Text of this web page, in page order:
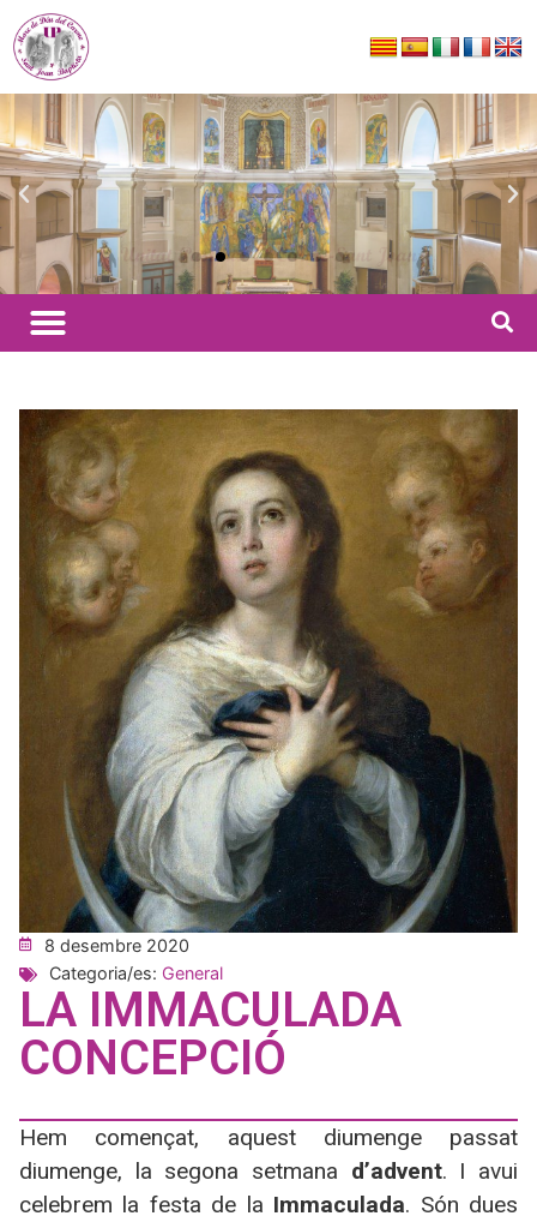
8 desembre 2020
Categoria/es: General
LA IMMACULADA
CONCEPCIÓ
Hem començat, aquest diumenge passat
diumenge, la segona setmana d’advent. I avui
celebrem la festa de la Immaculada. Són dues